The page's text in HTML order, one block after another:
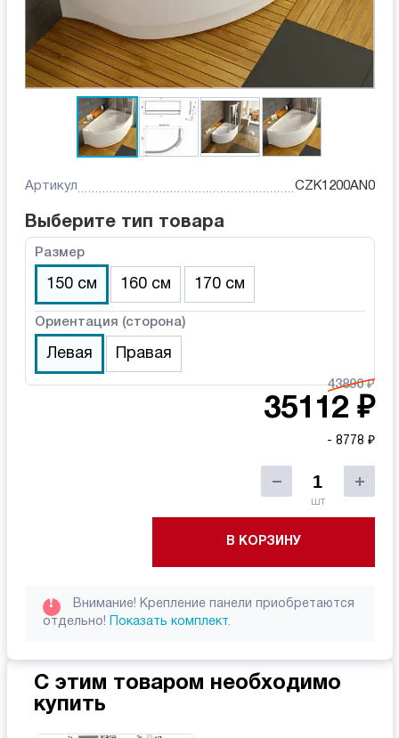
Артикул CZK1200AN0
Выберите тип товара
Размер
150 см 160 см 170 см
Ориентация (сторона)
Левая Правая
43890 ₽
35112 ₽
- 8778 ₽
шт
В КОРЗИНУ
!
Внимание! Крепление панели приобретаются
отдельно!
Показать комплект.
С этим товаром необходимо
купить